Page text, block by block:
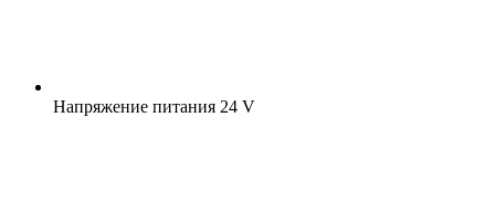
Напряжение питания 24 V